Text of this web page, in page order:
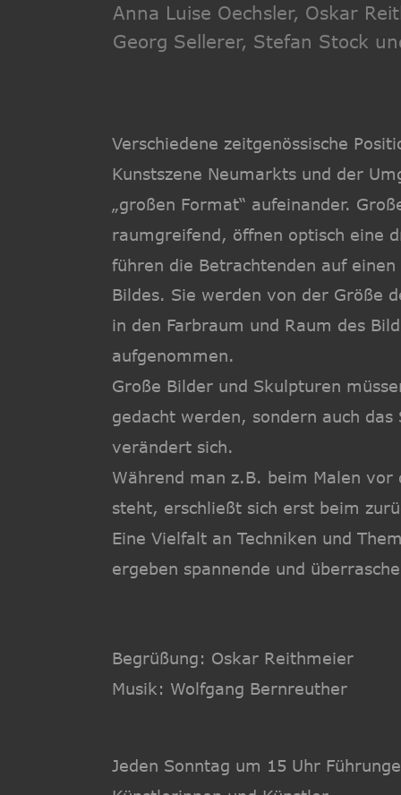
Begrüßung: Oskar Reithmeier
Musik: Wolfgang Bernreuther
Jeden Sonntag um 15 Uhr
Verschiedene zeitgenössische
Kunstszene Neumarkts und der
„großen Format“ aufeinander.
raumgreifend, öffnen optisch eine
führen die Betrachtenden auf
Bildes. Sie werden von der Größe
in den Farbraum und Raum des
aufgenommen.
Große Bilder und Skulpturen
gedacht werden, sondern auch
verändert sich.
Während man z.B. beim Malen
steht, erschließt sich erst beim
Eine Vielfalt an Techniken und
ergeben spannende und
Anna Luise Oechsler, Oskar
Georg Sellerer, Stefan Stock